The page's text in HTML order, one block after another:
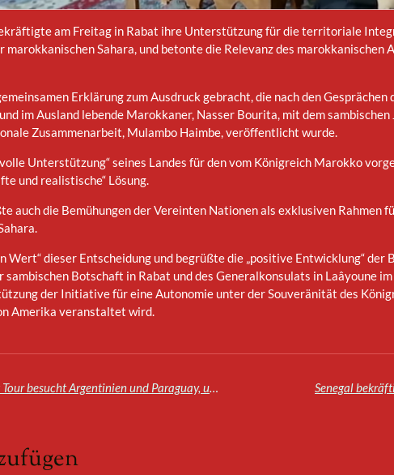
am Freitag in Rabat ihre Unterstützung für die territoriale
Sahara, und betonte die Relevanz des marokkanischen
Erklärung zum Ausdruck gebracht, die nach den
im Ausland lebende Marokkaner, Nasser Bourita, mit dem
Zusammenarbeit, Mulambo Haimbe, veröffentlicht wurde.
Unterstützung“ seines Landes für den vom Königreich Marokko
und realistische“ Lösung.
auch die Bemühungen der Vereinten Nationen als exklusiven Rahmen
Wert“ dieser Entscheidung und begrüßte die „positive Entwicklung“ der
Botschaft in Rabat und des Generalkonsulats in Laâyoune
der Initiative für eine Autonomie unter der Souveränität des
Amerika veranstaltet wird.
Die Sahraoui Peace Movement Tour besucht Argentinien und Paraguay, um für den Autonomieplan unter marokkanischer Souveränität zu werben.